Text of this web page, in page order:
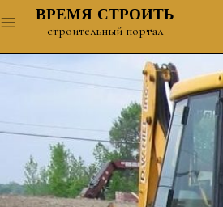
ВРЕМЯ СТРОИТЬ
строительный портал